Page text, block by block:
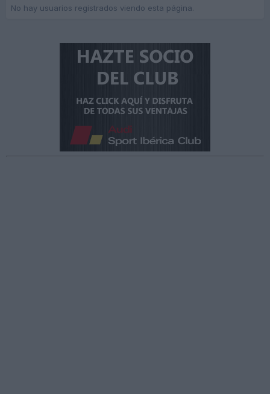
No hay usuarios registrados viendo esta página.